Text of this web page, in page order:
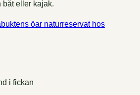
båt eller kajak.
öar naturreservat hos
i fickan